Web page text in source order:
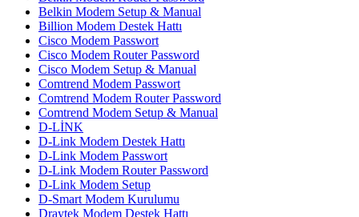
Belkin Modem Setup & Manual
Billion Modem Destek Hattı
Cisco Modem Passwort
Cisco Modem Router Password
Cisco Modem Setup & Manual
Comtrend Modem Passwort
Comtrend Modem Router Password
Comtrend Modem Setup & Manual
D-LİNK
D-Link Modem Destek Hattı
D-Link Modem Passwort
D-Link Modem Router Password
D-Link Modem Setup
D-Smart Modem Kurulumu
Draytek Modem Destek Hattı